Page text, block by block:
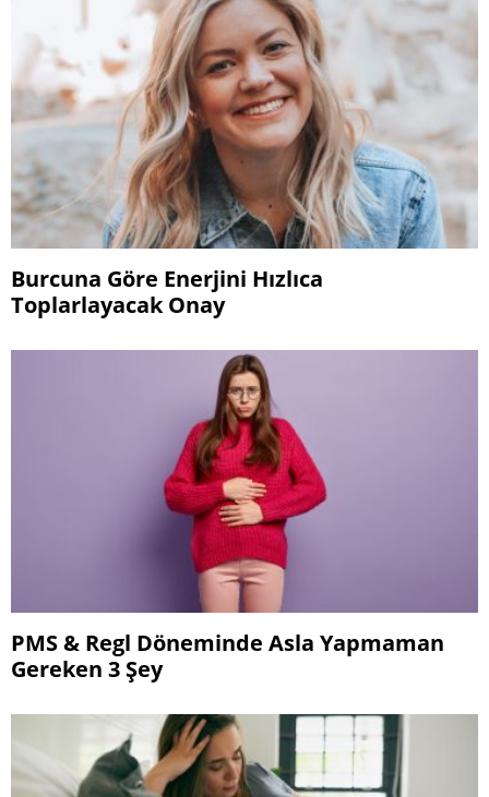
Burcuna Göre Enerjini Hızlıca
Toplarlayacak Onay
PMS & Regl Döneminde Asla Yapmaman
Gereken 3 Şey